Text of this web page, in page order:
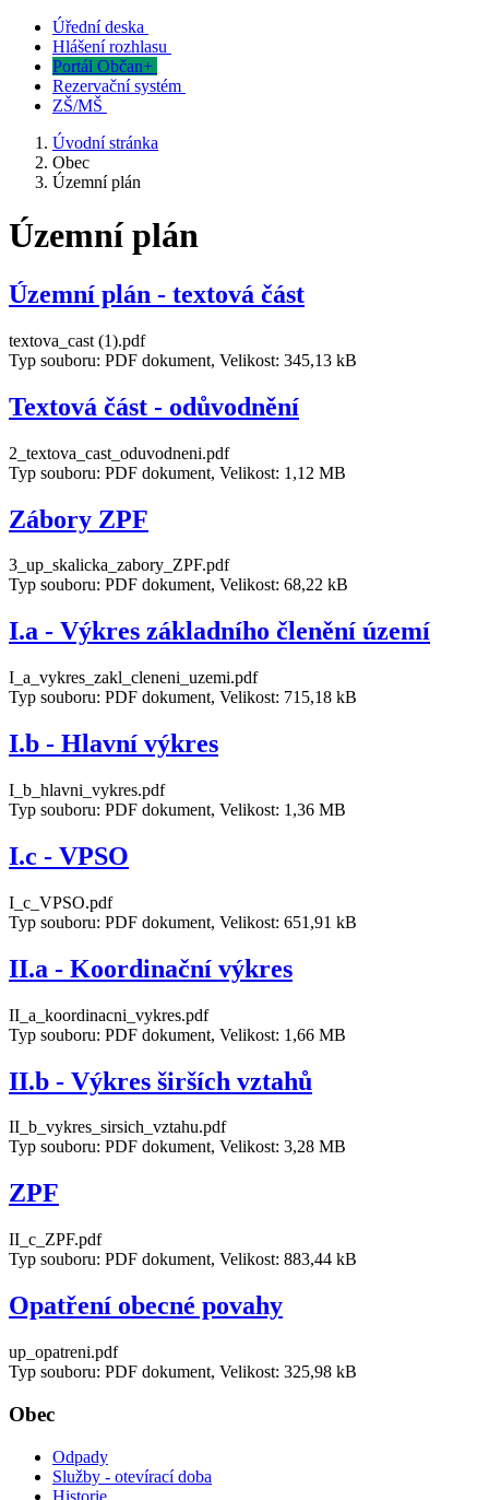
Úřední deska
Hlášení rozhlasu
Portál Občan+
Rezervační systém
ZŠ/MŠ
Úvodní stránka
Obec
Územní plán
Územní plán
Územní plán - textová část
textova_cast (1).pdf
Typ souboru: PDF dokument, Velikost: 345,13 kB
Textová část - odůvodnění
2_textova_cast_oduvodneni.pdf
Typ souboru: PDF dokument, Velikost: 1,12 MB
Zábory ZPF
3_up_skalicka_zabory_ZPF.pdf
Typ souboru: PDF dokument, Velikost: 68,22 kB
I.a - Výkres základního členění území
I_a_vykres_zakl_cleneni_uzemi.pdf
Typ souboru: PDF dokument, Velikost: 715,18 kB
I.b - Hlavní výkres
I_b_hlavni_vykres.pdf
Typ souboru: PDF dokument, Velikost: 1,36 MB
I.c - VPSO
I_c_VPSO.pdf
Typ souboru: PDF dokument, Velikost: 651,91 kB
II.a - Koordinační výkres
II_a_koordinacni_vykres.pdf
Typ souboru: PDF dokument, Velikost: 1,66 MB
II.b - Výkres širších vztahů
II_b_vykres_sirsich_vztahu.pdf
Typ souboru: PDF dokument, Velikost: 3,28 MB
ZPF
II_c_ZPF.pdf
Typ souboru: PDF dokument, Velikost: 883,44 kB
Opatření obecné povahy
up_opatreni.pdf
Typ souboru: PDF dokument, Velikost: 325,98 kB
Obec
Odpady
Služby - otevírací doba
Historie